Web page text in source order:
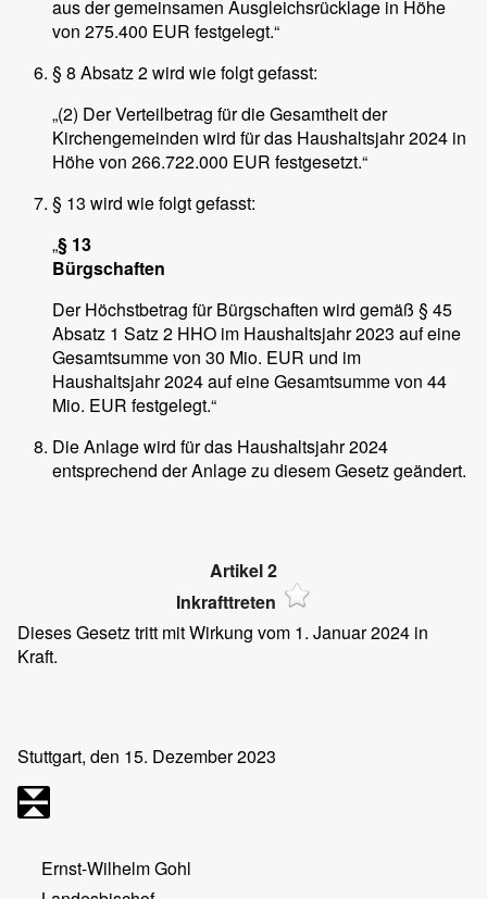
aus der gemeinsamen Ausgleichsrücklage in Höhe
von 275.400 EUR festgelegt.“
§ 8 Absatz 2 wird wie folgt gefasst:
„(2) Der Verteilbetrag für die Gesamtheit der
Kirchengemeinden wird für das Haushaltsjahr 2024 in
Höhe von 266.722.000 EUR festgesetzt.“
§ 13 wird wie folgt gefasst:
„§ 13
Bürgschaften
Der Höchstbetrag für Bürgschaften wird gemäß § 45
Absatz 1 Satz 2 HHO im Haushaltsjahr 2023 auf eine
Gesamtsumme von 30 Mio. EUR und im
Haushaltsjahr 2024 auf eine Gesamtsumme von 44
Mio. EUR festgelegt.“
Die Anlage wird für das Haushaltsjahr 2024
entsprechend der Anlage zu diesem Gesetz geändert.
Artikel 2
Inkrafttreten
Dieses Gesetz tritt mit Wirkung vom 1. Januar 2024 in
Kraft.
Stuttgart, den 15. Dezember 2023
Ernst-Wilhelm Gohl